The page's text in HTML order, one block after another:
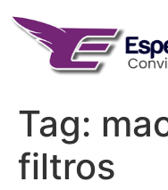
content
Tag:
filtros